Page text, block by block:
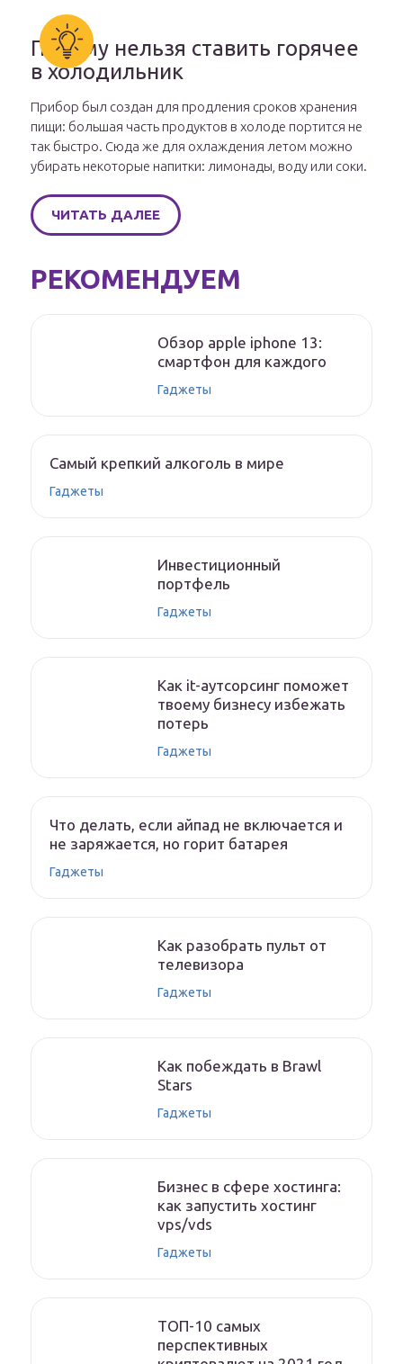
Почему нельзя ставить горячее
в холодильник
Прибор был создан для продления сроков хранения
пищи: большая часть продуктов в холоде портится не
так быстро. Сюда же для охлаждения летом можно
убирать некоторые напитки: лимонады, воду или соки.
ЧИТАТЬ ДАЛЕЕ
РЕКОМЕНДУЕМ
Обзор apple iphone 13:
смартфон для каждого
Гаджеты
Самый крепкий алкоголь в мире
Гаджеты
Инвестиционный
портфель
Гаджеты
Как it-аутсорсинг поможет
твоему бизнесу избежать
потерь
Гаджеты
Что делать, если айпад не включается и
не заряжается, но горит батарея
Гаджеты
Как разобрать пульт от
телевизора
Гаджеты
Как побеждать в Brawl
Stars
Гаджеты
Бизнес в сфере хостинга:
как запустить хостинг
vps/vds
Гаджеты
ТОП-10 самых
перспективных